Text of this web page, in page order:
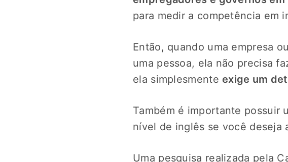
para medir a competência em
Então, quando uma empresa
uma pessoa, ela não precisa
ela simplesmente exige um
Também é importante possuir
nível de inglês se você deseja
Uma pesquisa realizada pela